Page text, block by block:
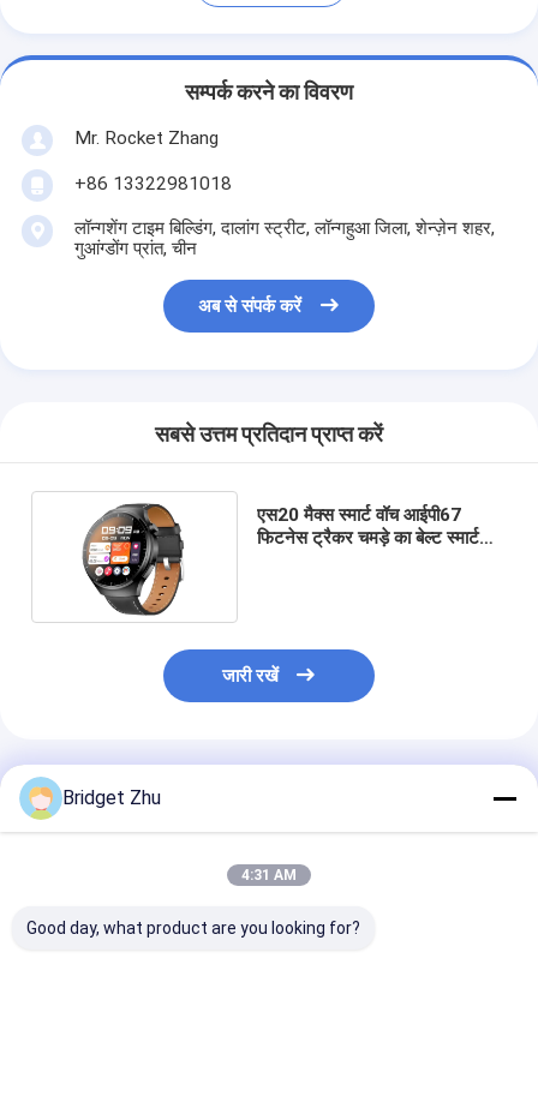
सम्पर्क करने का विवरण
Mr. Rocket Zhang
+86 13322981018
लॉन्गशेंग टाइम बिल्डिंग, दालांग स्ट्रीट, लॉन्गहुआ जिला, शेन्ज़ेन शहर,
गुआंग्डोंग प्रांत, चीन
अब से संपर्क करें
सबसे उत्तम प्रतिदान प्राप्त करें
एस20 मैक्स स्मार्ट वॉच आईपी67
फिटनेस ट्रैकर चमड़े का बेल्ट स्मार्ट
जारी रखें
अनुशंसित उत्पाद
Bridget Zhu
4:31 AM
Good day, what product are you looking for?